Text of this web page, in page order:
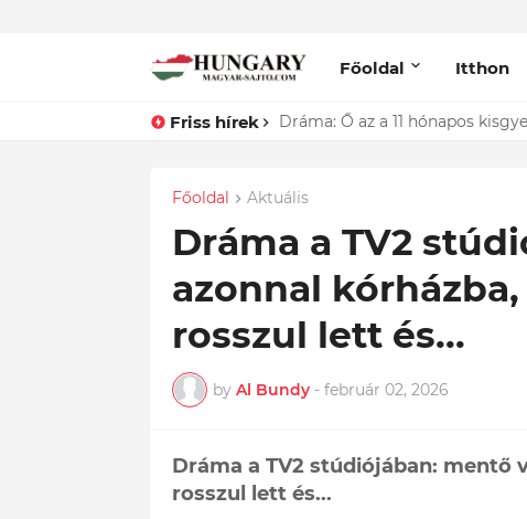
Főoldal Itthon
Friss hírek Elhagyott a férjem egy fiatal
Főoldal Aktuális
Dráma a TV2
azonnal
rosszul lett és...
by Al Bundy - február 02, 2026
Dráma a TV2 stúdiójában:
rosszul lett és...